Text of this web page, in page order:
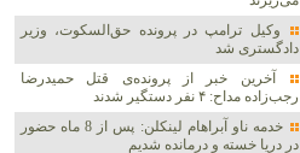
وکیل ترامپ در پرونده حق‌السکوت، وزیر
دادگستری شد
آخرین خبر از پرونده‌ی قتل حمیدرضا
رجب‌زاده مداح: ۴ نفر دستگیر شدند
خدمه ناو آبراهام لینکلن: پس از 8 ماه حضور
در دریا خسته و درمانده‌ شدیم